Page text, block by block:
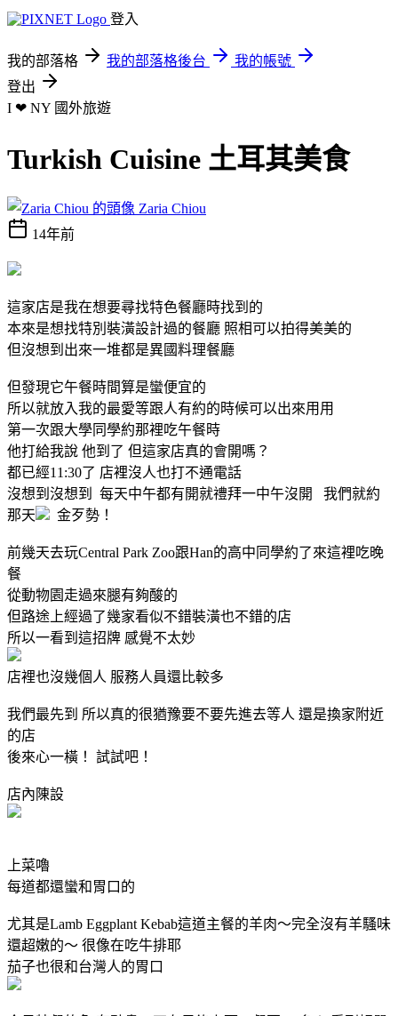
登入
我的部落格 我的部落格後台
我的帳號
登出
I ❤ NY 國外旅遊
Turkish Cuisine 土耳其美食
Zaria Chiou
14年前
這家店是我在想要尋找特色餐廳時找到的
本來是想找特別裝潢設計過的餐廳 照相可以拍得美美的
但沒想到出來一堆都是異國料理餐廳
但發現它午餐時間算是蠻便宜的
所以就放入我的最愛等跟人有約的時候可以出來用用
第一次跟大學同學約那裡吃午餐時
他打給我說 他到了 但這家店真的會開嗎？
都已經11:30了 店裡沒人也打不通電話
沒想到沒想到 每天中午都有開就禮拜一中午沒開
我們就約
那天
金歹勢！
前幾天去玩Central Park Zoo跟Han的高中同學約了來這裡吃晚
餐
從動物園走過來腿有夠酸的
但路途上經過了幾家看似不錯裝潢也不錯的店
所以一看到這招牌 感覺不太妙
店裡也沒幾個人 服務人員還比較多
我們最先到 所以真的很猶豫要不要先進去等人 還是換家附近
的店
後來心一橫！ 試試吧！
店內陳設
上菜嚕
每道都還蠻和胃口的
尤其是Lamb Eggplant Kebab這道主餐的羊肉～完全沒有羊騷味
還超嫩的～ 很像在吃牛排耶
茄子也很和台灣人的胃口